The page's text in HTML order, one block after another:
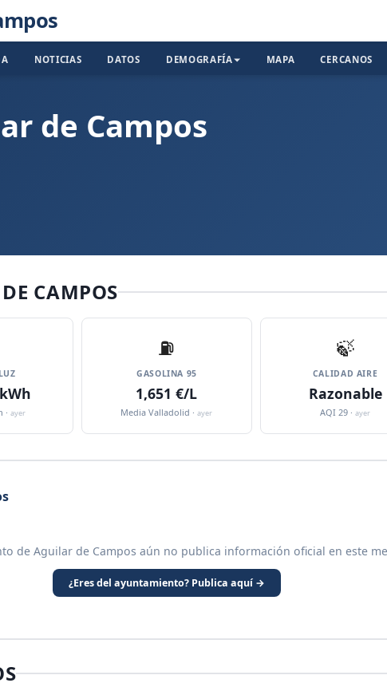
NOTICIAS DATOS DEMOGRAFÍA MAPA CERCANOS
de Campos
CAMPOS
· ayer
⛽️
GASOLINA 95
1,651 €/L
Media Valladolid ·ayer
🍃
CALIDAD AIRE
Razonable
AQI 29 ·ayer
de Aguilar de Campos aún no publica información oficial en este
¿Eres del ayuntamiento? Publica aquí →